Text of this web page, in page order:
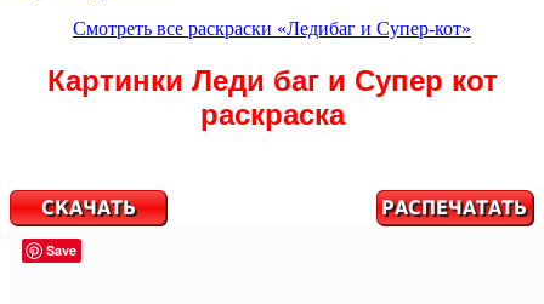
Смотреть все раскраски «Ледибаг и Супер-кот»
Картинки Леди баг и Супер кот
раскраска
Save